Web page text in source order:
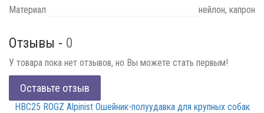
Материал
нейлон, капрон
Отзывы - 0
У товара пока нет отзывов, но Вы можете стать первым!
Оставьте отзыв
HBC25 ROGZ Alpinist Ошейник-полуудавка для крупных собак